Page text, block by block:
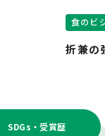
食のビ
折兼の
SDGs・受賞歴